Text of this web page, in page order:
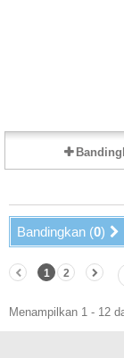
Bandingkan (0)
1 2
Menampilkan 1 - 12